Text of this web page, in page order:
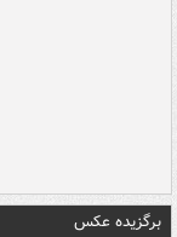
برگزیده عکس